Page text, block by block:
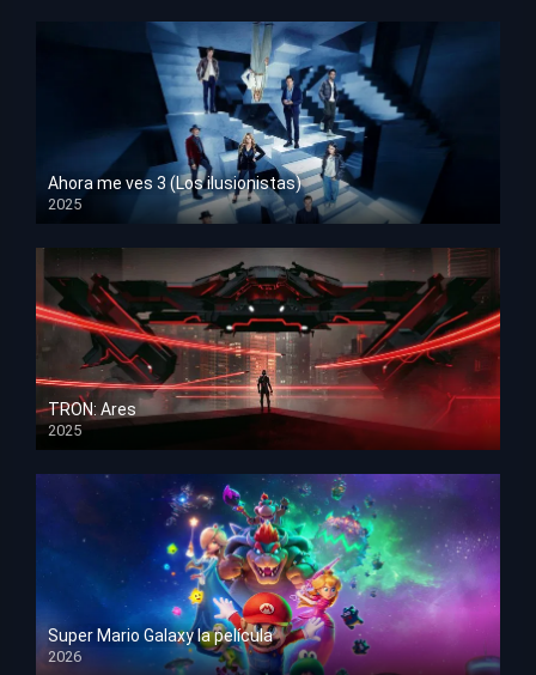
Ahora me ves 3 (Los ilusionistas)
2025
HD 1080p
TRON: Ares
2025
HD 1080p
Super Mario Galaxy la película
2026
HD 1080p